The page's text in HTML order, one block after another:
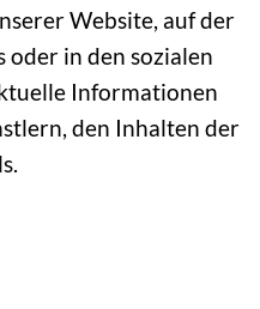
Website, auf der
oder in den sozialen
Informationen
den Inhalten der